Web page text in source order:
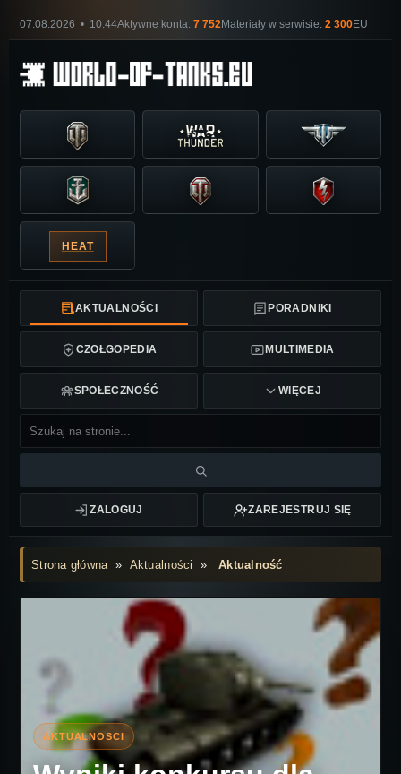
07.08.2026 • 10:44Aktywne konta: 7 752Materiały w serwisie: 2 300EU
HEAT
AKTUALNOŚCI PORADNIKI
CZOŁGOPEDIA MULTIMEDIA
SPOŁECZNOŚĆ WIĘCEJ
ZALOGUJ ZAREJESTRUJ SIĘ
Strona główna» Aktualności »Aktualność